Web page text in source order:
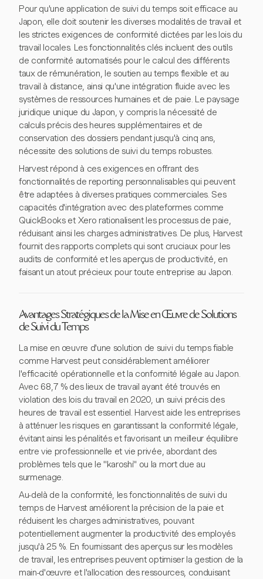
Pour qu'une application de suivi du temps soit efficace au
Japon, elle doit soutenir les diverses modalités de travail et
les strictes exigences de conformité dictées par les lois du
travail locales. Les fonctionnalités clés incluent des outils
de conformité automatisés pour le calcul des différents
taux de rémunération, le soutien au temps flexible et au
travail à distance, ainsi qu'une intégration fluide avec les
systèmes de ressources humaines et de paie. Le paysage
juridique unique du Japon, y compris la nécessité de
calculs précis des heures supplémentaires et de
conservation des dossiers pendant jusqu'à cinq ans,
nécessite des solutions de suivi du temps robustes.
Harvest répond à ces exigences en offrant des
fonctionnalités de reporting personnalisables qui peuvent
être adaptées à diverses pratiques commerciales. Ses
capacités d'intégration avec des plateformes comme
QuickBooks et Xero rationalisent les processus de paie,
réduisant ainsi les charges administratives. De plus, Harvest
fournit des rapports complets qui sont cruciaux pour les
audits de conformité et les aperçus de productivité, en
faisant un atout précieux pour toute entreprise au Japon.
Avantages Stratégiques de la Mise en Œuvre de Solutions
de Suivi du Temps
La mise en œuvre d'une solution de suivi du temps fiable
comme Harvest peut considérablement améliorer
l'efficacité opérationnelle et la conformité légale au Japon.
Avec 68,7 % des lieux de travail ayant été trouvés en
violation des lois du travail en 2020, un suivi précis des
heures de travail est essentiel. Harvest aide les entreprises
à atténuer les risques en garantissant la conformité légale,
évitant ainsi les pénalités et favorisant un meilleur équilibre
entre vie professionnelle et vie privée, abordant des
problèmes tels que le "karoshi" ou la mort due au
surmenage.
Au-delà de la conformité, les fonctionnalités de suivi du
temps de Harvest améliorent la précision de la paie et
réduisent les charges administratives, pouvant
potentiellement augmenter la productivité des employés
jusqu'à 25 %. En fournissant des aperçus sur les modèles
de travail, les entreprises peuvent optimiser la gestion de la
main-d'œuvre et l'allocation des ressources, conduisant